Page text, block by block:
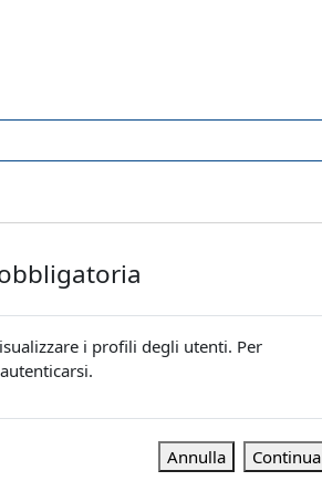
i profili degli utenti. Per
Annulla Continua